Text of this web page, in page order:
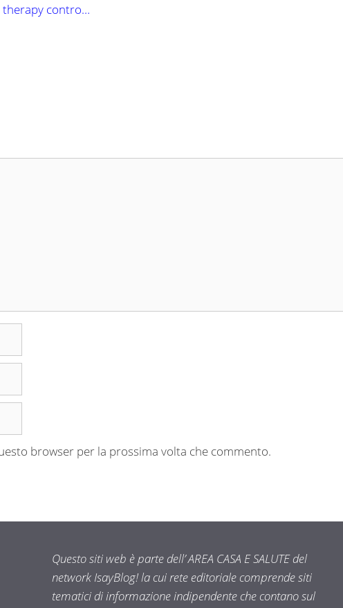
therapy contro…
browser per la prossima volta che commento.
Questo siti web è parte dell’ AREA CASA E SALUTE del
network IsayBlog! la cui rete editoriale comprende siti
tematici di informazione indipendente che contano sul